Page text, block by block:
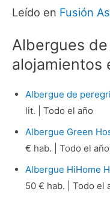
Leído en Fusión
Albergues
alojamientos
Albergue de
lit. | Todo el año
Albergue Green
€ hab. | Todo el año
Albergue HiHome
50 € hab. | Todo el